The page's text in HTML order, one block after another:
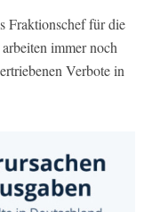
Fraktionschef für die
immer noch
Verbote in